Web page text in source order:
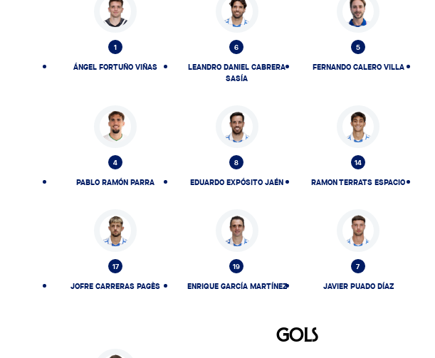
1
ÁNGEL FORTUÑO VIÑAS
6
LEANDRO DANIEL CABRERA
SASÍA
5
FERNANDO CALERO VILLA
4
PABLO RAMÓN PARRA
8
EDUARDO EXPÓSITO JAÉN
14
RAMON TERRATS ESPACIO
17
JOFRE CARRERAS PAGÈS
19
ENRIQUE GARCÍA MARTÍNEZ
7
JAVIER PUADO DÍAZ
GOLS